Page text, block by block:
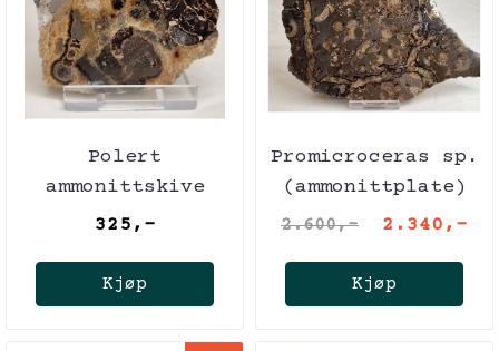
Polert
ammonittskive
(Promicroceras
325,-
Kjøp
Promicroceras sp.
(ammonittplate)
2.600,- 2.340,-
Kjøp